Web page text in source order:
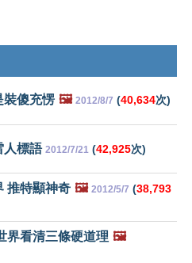
裝傻充愣 🖼️ 2012/8/7 (40,634次)
人標語 2012/7/21 (42,925次)
推特顯神奇 🖼️ 2012/5/7 (38,793
界看清三條硬道理 🖼️